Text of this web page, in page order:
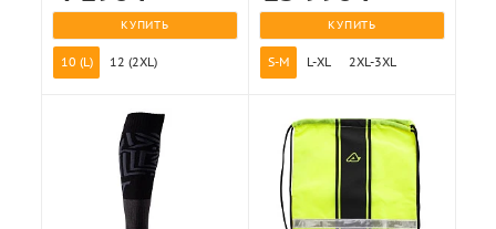
КУПИТЬ
10 (L) 12 (2XL)
КУПИТЬ
S-M L-XL 2XL-3XL